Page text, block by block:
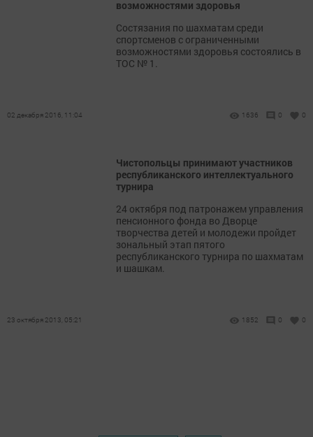
возможностями здоровья
Состязания по шахматам среди
спортсменов с ограниченными
возможностями здоровья состоялись в
ТОС № 1.
02 декабря 2016, 11:04 1636 0 0
Чистопольцы принимают участников
республиканского интеллектуального
турнира
24 октября под патронажем управления
пенсионного фонда во Дворце
творчества детей и молодежи пройдет
зональный этап пятого
республиканского турнира по шахматам
и шашкам.
23 октября 2013, 05:21 1852 0 0